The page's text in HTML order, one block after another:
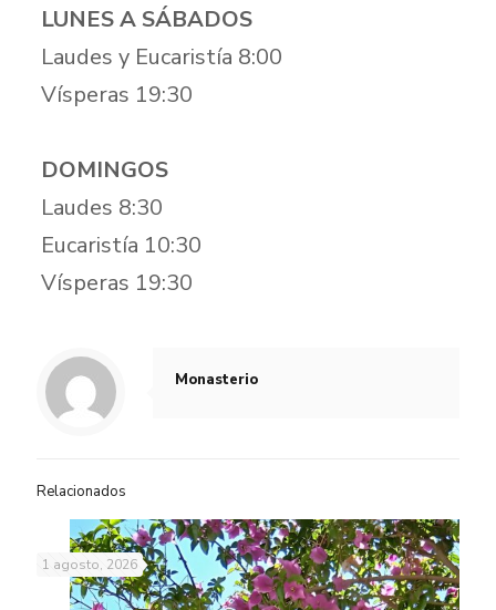
LUNES A SÁBADOS
Laudes y Eucaristía 8:00
Vísperas 19:30
DOMINGOS
Laudes 8:30
Eucaristía 10:30
Vísperas 19:30
Monasterio
Relacionados
1 agosto, 2026